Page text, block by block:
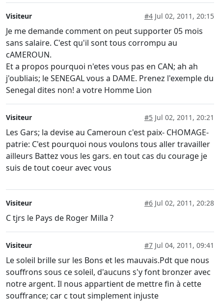
Visiteur #4 Jul 02, 2011, 20:15
Je me demande comment on peut supporter 05 mois
sans salaire. C'est qu'il sont tous corrompu au
cAMEROUN.
Et a propos pourquoi n'etes vous pas en CAN; ah ah
j'oubliais; le SENEGAL vous a DAME. Prenez l'exemple du
Senegal dites non! a votre Homme Lion
Visiteur #5 Jul 02, 2011, 20:21
Les Gars; la devise au Cameroun c'est paix- CHOMAGE-
patrie: C'est pourquoi nous voulons tous aller travailler
ailleurs Battez vous les gars. en tout cas du courage je
suis de tout coeur avec vous
Visiteur #6 Jul 02, 2011, 20:28
C tjrs le Pays de Roger Milla ?
Visiteur #7 Jul 04, 2011, 09:41
Le soleil brille sur les Bons et les mauvais.Pdt que nous
souffrons sous ce soleil, d'aucuns s'y font bronzer avec
notre argent. Il nous appartient de mettre fin à cette
souffrance; car c tout simplement injuste